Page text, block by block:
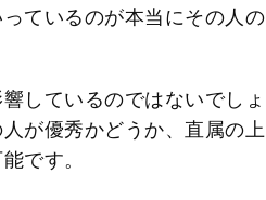
ているのが本当にその人の
しているのではないでしょ
が優秀かどうか、直属の上
です。